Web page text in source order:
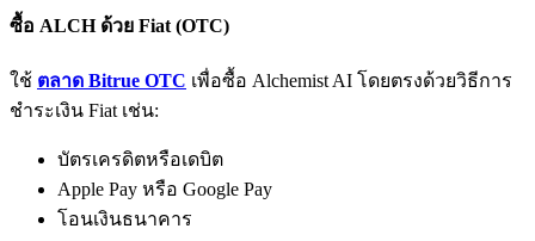
มากถึง 65% คอมมิชชั่น!
ซื้อ ALCH ด้วย Fiat (OTC)
ใช้ ตลาด Bitrue OTC เพื่อซื้อ Alchemist AI โดยตรงด้วยวิธีการ
ชำระเงิน Fiat เช่น:
บัตรเครดิตหรือเดบิต
Apple Pay หรือ Google Pay
โอนเงินธนาคาร